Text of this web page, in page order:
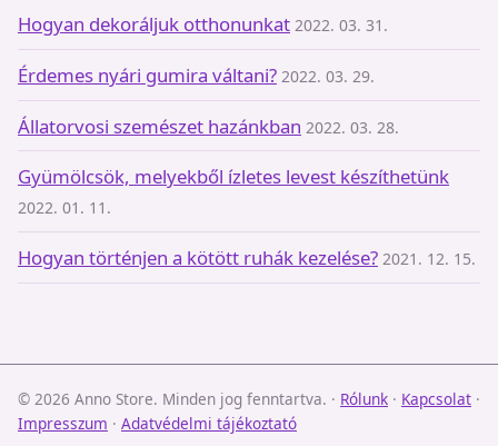
Hogyan dekoráljuk otthonunkat 2022. 03. 31.
Érdemes nyári gumira váltani? 2022. 03. 29.
Állatorvosi szemészet hazánkban 2022. 03. 28.
Gyümölcsök, melyekből ízletes levest készíthetünk
2022. 01. 11.
Hogyan történjen a kötött ruhák kezelése? 2021. 12. 15.
© 2026 Anno Store. Minden jog fenntartva. · Rólunk · Kapcsolat ·
Impresszum · Adatvédelmi tájékoztató